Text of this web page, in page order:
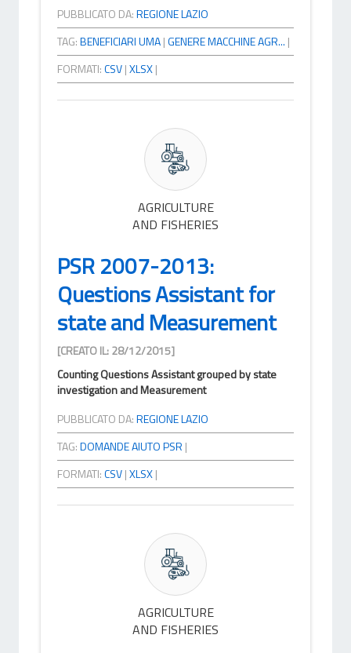
PUBBLICATO DA:REGIONE LAZIO
TAG:BENEFICIARI UMA|GENERE MACCHINE AGR... |
FORMATI:CSV|XLSX|
AGRICULTURE
AND FISHERIES
PSR 2007-2013:
Questions Assistant for
state and Measurement
[CREATO IL: 28/12/2015]
Counting Questions Assistant grouped by state
investigation and Measurement
PUBBLICATO DA:REGIONE LAZIO
TAG:DOMANDE AIUTO PSR |
FORMATI:CSV|XLSX|
AGRICULTURE
AND FISHERIES